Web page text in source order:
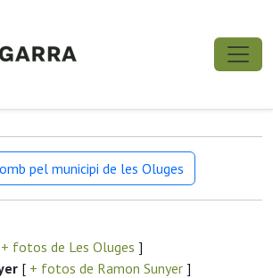
pel municipi de les Oluges
+ fotos de Les Oluges ]
[ + fotos de Ramon Sunyer ]